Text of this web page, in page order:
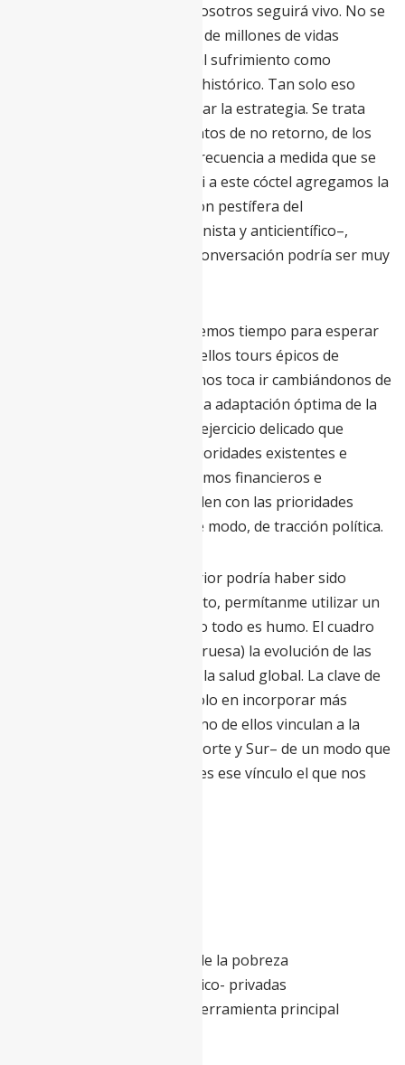
ese largo plazo alguno de nosotros seguirá vivo. No se
trata solo de los centenares de millones de vidas
condenadas a la pobreza y al sufrimiento como
consecuencia de este shock histórico. Tan solo eso
debería servir para replantear la estrategia. Se trata
también de los famosos puntos de no retorno, de los
que oímos hablar con más frecuencia a medida que se
acerca la cumbre del clima. Si a este cóctel agregamos la
amenaza de una proliferación pestífera del
nacionalpopulismo –aislacionista y anticientífico–,
dentro de una década esta conversación podría ser muy
Dicho de otro modo, no tenemos tiempo para esperar
al largo plazo. Como en aquellos tours épicos de
mediados del siglo pasado, nos toca ir cambiándonos de
ropa sin dejar de pedalear. La adaptación óptima de la
Agenda 2030 se basa en un ejercicio delicado que
permita salvaguardar las prioridades existentes e
incorporar algunos mecanismos financieros e
institucionales que las vinculen con las prioridades
poscovid y las doten, de este modo, de tracción política.
Y como sé que la frase anterior podría haber sido
pronunciada en el Parlamento, permítanme utilizar un
ejemplo para explicar que no todo es humo. El cuadro
adjunto resume (de forma gruesa) la evolución de las
prioridades en la agenda de la salud global. La clave de
la última columna no está solo en incorporar más
asuntos, sino en que cada uno de ellos vinculan a la
comunidad internacional –Norte y Sur– de un modo que
no habíamos visto ahora. Y es ese vínculo el que nos
-Enfermedades infecciosas de la pobreza
-Creación de iniciativas público- privadas
-Ayuda al desarrollo como herramienta principal